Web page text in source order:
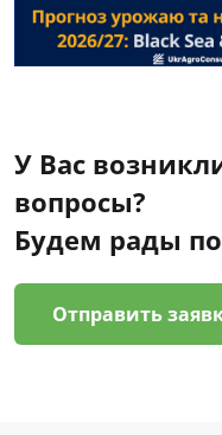
У Вас
вопросы?
Будем рады
Отправить